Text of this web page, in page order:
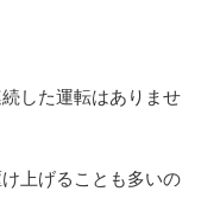
した運転はありませ
上げることも多いの